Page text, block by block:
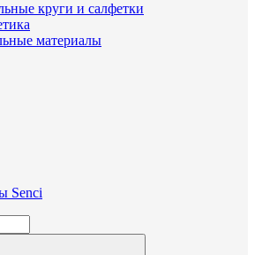
круги и салфетки
материалы
Senci